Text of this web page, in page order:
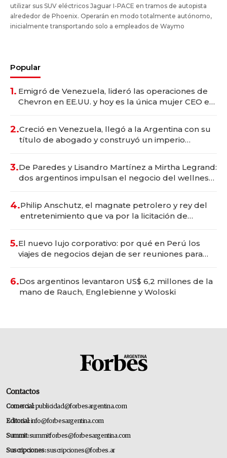
utilizar sus SUV eléctricos Jaguar I-PACE en tramos de autopista
alrededor de Phoenix. Operarán en modo totalmente autónomo,
inicialmente transportando solo a empleados de Waymo
Popular
1. Emigró de Venezuela, lideró las operaciones de
Chevron en EE.UU. y hoy es la única mujer CEO en
2.Creció en Venezuela, llegó a la Argentina con su
título de abogado y construyó un imperio
3.De Paredes y Lisandro Martínez a Mirtha Legrand:
dos argentinos impulsan el negocio del wellness
4.Philip Anschutz, el magnate petrolero y rey del
entretenimiento que va por la licitación de
5.El nuevo lujo corporativo: por qué en Perú los
viajes de negocios dejan de ser reuniones para
6.Dos argentinos levantaron US$ 6,2 millones de la
mano de Rauch, Englebienne y Woloski
Contactos
Comercial:publicidad@forbesargentina.com
Editorial:info@forbesargentina.com
Summit:summitforbes@forbesargentina.com
Suscripciones:suscripciones@forbes.ar